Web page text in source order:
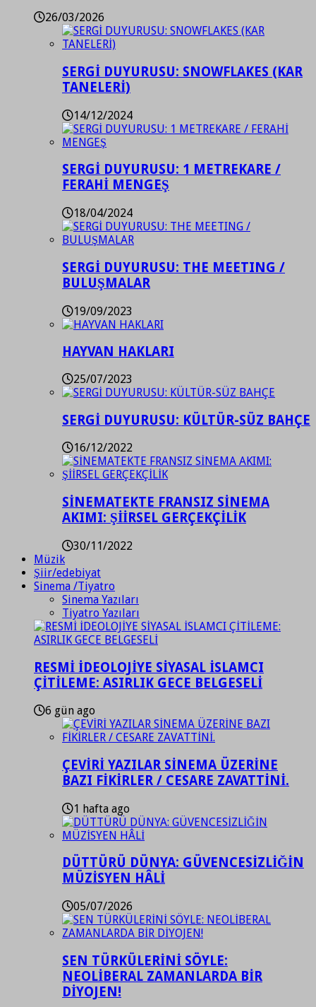
26/03/2026
SERGİ DUYURUSU: SNOWFLAKES (KAR
TANELERİ)
14/12/2024
SERGİ DUYURUSU: 1 METREKARE /
FERAHİ MENGEŞ
18/04/2024
SERGİ DUYURUSU: THE MEETING /
BULUŞMALAR
19/09/2023
HAYVAN HAKLARI
25/07/2023
SERGİ DUYURUSU: KÜLTÜR-SÜZ BAHÇE
16/12/2022
SİNEMATEKTE FRANSIZ SİNEMA
AKIMI: ŞİİRSEL GERÇEKÇİLİK
30/11/2022
Müzik
Şiir/edebiyat
Sinema /Tiyatro
Sinema Yazıları
Tiyatro Yazıları
RESMİ İDEOLOJİYE SİYASAL İSLAMCI
ÇİTİLEME: ASIRLIK GECE BELGESELİ
6 gün ago
ÇEVİRİ YAZILAR SİNEMA ÜZERİNE
BAZI FİKİRLER / CESARE ZAVATTİNİ.
1 hafta ago
DÜTTÜRÜ DÜNYA: GÜVENCESİZLİĞİN
MÜZİSYEN HÂLİ
05/07/2026
SEN TÜRKÜLERİNİ SÖYLE:
NEOLİBERAL ZAMANLARDA BİR
DİYOJEN!